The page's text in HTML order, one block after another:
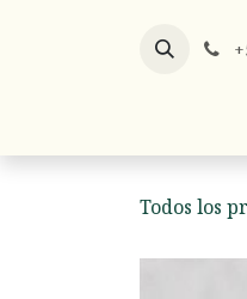
Todos los